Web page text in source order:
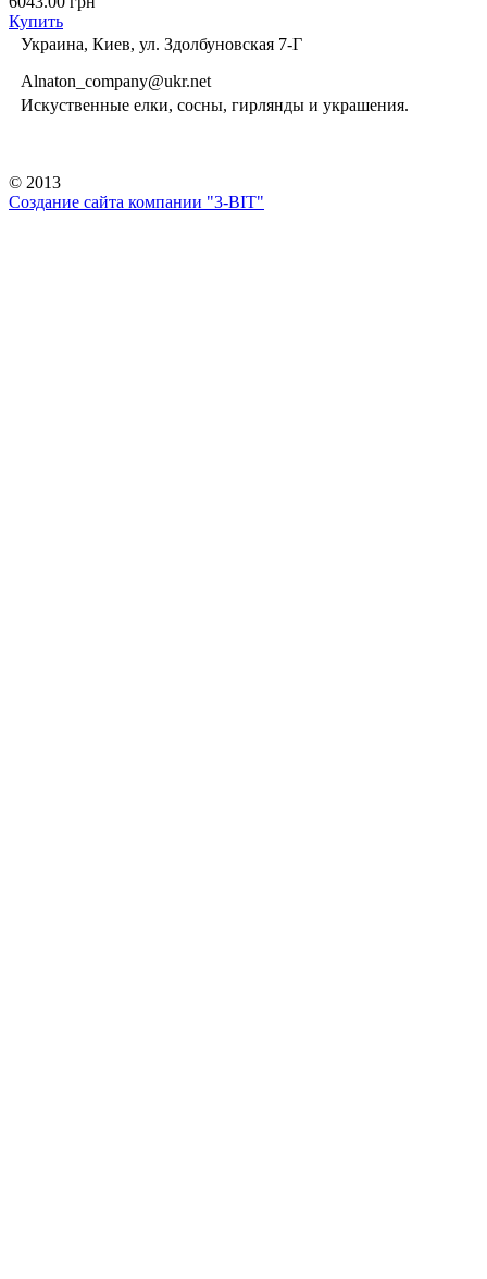
Купить
Украина, Киев, ул. Здолбуновская 7-Г
Alnaton_company@ukr.net
Искуственные елки, сосны, гирлянды и украшения.
© 2013
Создание сайта компании "3-BIT"